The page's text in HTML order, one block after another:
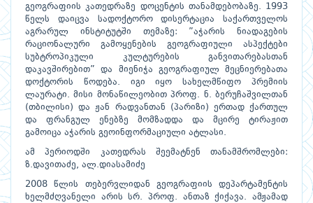
გეოგრაფიის კათედრაზე დოცენტის თანამდებობაზე. 1993
წელს დაიცვა სადოქტორო დისერტაცია საქართველოს
აგრარულ ინსტიტუტში თემაზე: ”აჭარის ნიადაგების
რაციონალური გამოყენების გეოგრაფიული ასპექტები
სუბტროპიკული კულტურების განვითარებასთან
დაკავშირებით” და მიენიჭა გეოგრაფიულ მეცნიერებათა
დოქტორის წოდება. იგი იყო სახელმწიფო პრემიის
ლაურატი. მისი მონაწილეობით პროფ. ნ. ბერუჩაშვილთან
(თბილისი) და ჟან რადვანთან (პარიზი) ერთად ქართულ
და ფრანგულ ენებზე მომზადდა და მცირე ტირაჟით
გამოიცა აჭარის გეოინფორმაციული ატლასი.
ამ პერიოდში კათედრას შეემატნენ თანამშრომლები:
ზ.დავითაძე, ალ.დიასამიძე
2008 წლის თებერვლიდან გეოგრაფიის დეპარტამენტის
ხელმძღვანელი არის სრ. პროფ. ანთაზ ქიქავა. ამჟამად